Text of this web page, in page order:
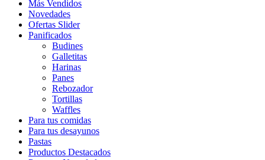
Más Vendidos
Novedades
Ofertas Slider
Panificados
Budines
Galletitas
Harinas
Panes
Rebozador
Tortillas
Waffles
Para tus comidas
Para tus desayunos
Pastas
Productos Destacados